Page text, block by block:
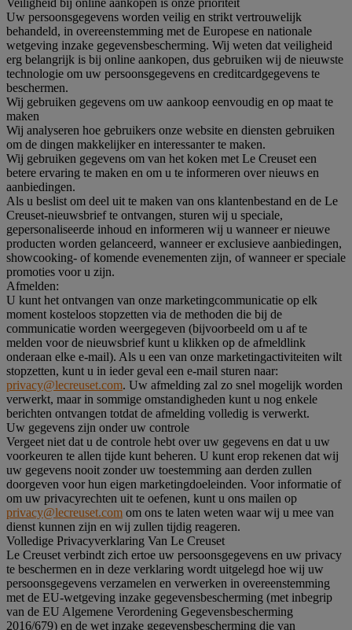
Veiligheid bij online aankopen is onze prioriteit
Uw persoonsgegevens worden veilig en strikt vertrouwelijk
behandeld, in overeenstemming met de Europese en nationale
wetgeving inzake gegevensbescherming. Wij weten dat veiligheid
erg belangrijk is bij online aankopen, dus gebruiken wij de nieuwste
technologie om uw persoonsgegevens en creditcardgegevens te
beschermen.
Wij gebruiken gegevens om uw aankoop eenvoudig en op maat te
maken
Wij analyseren hoe gebruikers onze website en diensten gebruiken
om de dingen makkelijker en interessanter te maken.
Wij gebruiken gegevens om van het koken met Le Creuset een
betere ervaring te maken en om u te informeren over nieuws en
aanbiedingen.
Als u beslist om deel uit te maken van ons klantenbestand en de Le
Creuset-nieuwsbrief te ontvangen, sturen wij u speciale,
gepersonaliseerde inhoud en informeren wij u wanneer er nieuwe
producten worden gelanceerd, wanneer er exclusieve aanbiedingen,
showcooking- of komende evenementen zijn, of wanneer er speciale
promoties voor u zijn.
Afmelden:
U kunt het ontvangen van onze marketingcommunicatie op elk
moment kosteloos stopzetten via de methoden die bij de
communicatie worden weergegeven (bijvoorbeeld om u af te
melden voor de nieuwsbrief kunt u klikken op de afmeldlink
onderaan elke e-mail). Als u een van onze marketingactiviteiten wilt
stopzetten, kunt u in ieder geval een e-mail sturen naar:
privacy@lecreuset.com. Uw afmelding zal zo snel mogelijk worden
verwerkt, maar in sommige omstandigheden kunt u nog enkele
berichten ontvangen totdat de afmelding volledig is verwerkt.
Uw gegevens zijn onder uw controle
Vergeet niet dat u de controle hebt over uw gegevens en dat u uw
voorkeuren te allen tijde kunt beheren. U kunt erop rekenen dat wij
uw gegevens nooit zonder uw toestemming aan derden zullen
doorgeven voor hun eigen marketingdoeleinden. Voor informatie of
om uw privacyrechten uit te oefenen, kunt u ons mailen op
privacy@lecreuset.com om ons te laten weten waar wij u mee van
dienst kunnen zijn en wij zullen tijdig reageren.
Volledige Privacyverklaring Van Le Creuset
Le Creuset verbindt zich ertoe uw persoonsgegevens en uw privacy
te beschermen en in deze verklaring wordt uitgelegd hoe wij uw
persoonsgegevens verzamelen en verwerken in overeenstemming
met de EU-wetgeving inzake gegevensbescherming (met inbegrip
van de EU Algemene Verordening Gegevensbescherming
2016/679) en de wet inzake gegevensbescherming die van